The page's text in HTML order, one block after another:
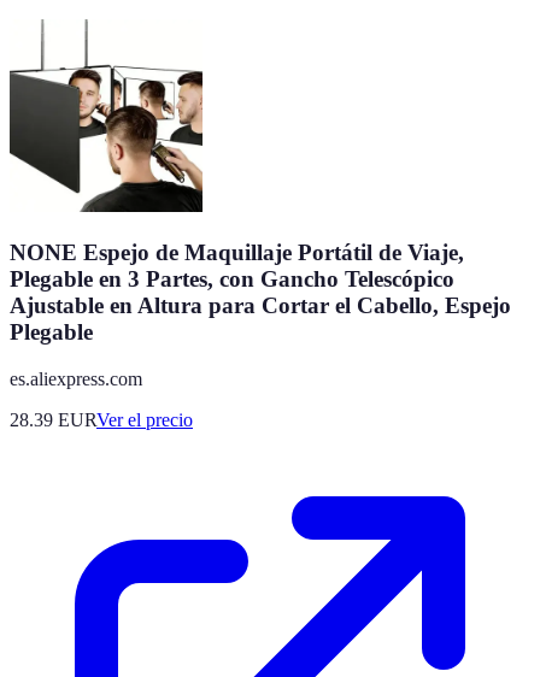
NONE Espejo de Maquillaje Portátil de Viaje,
Plegable en 3 Partes, con Gancho Telescópico
Ajustable en Altura para Cortar el Cabello, Espejo
Plegable
es.aliexpress.com
28.39 EURVer el precio